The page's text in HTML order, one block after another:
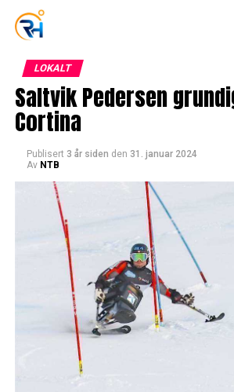
LOKALT
Saltvik Pedersen
Cortina
Publisert 3 år siden den 31. januar 2024
Av NTB